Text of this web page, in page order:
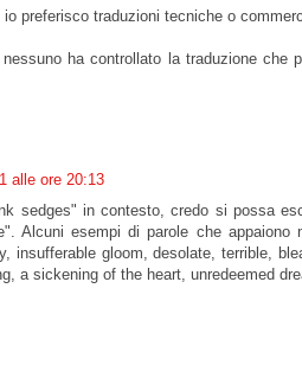
io preferisco traduzioni tecniche o
ha controllato la traduzione che
alle ore 20:13
sedges" in contesto, credo si possa
Alcuni esempi di parole che appaiono
insufferable gloom, desolate, terrible,
a sickening of the heart, unredeemed